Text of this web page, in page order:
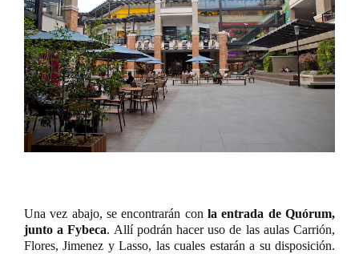
Una vez abajo, se encontrarán con la entrada de Quórum,
junto a Fybeca. Allí podrán hacer uso de las aulas Carrión,
Flores, Jimenez y Lasso, las cuales estarán a su disposición.